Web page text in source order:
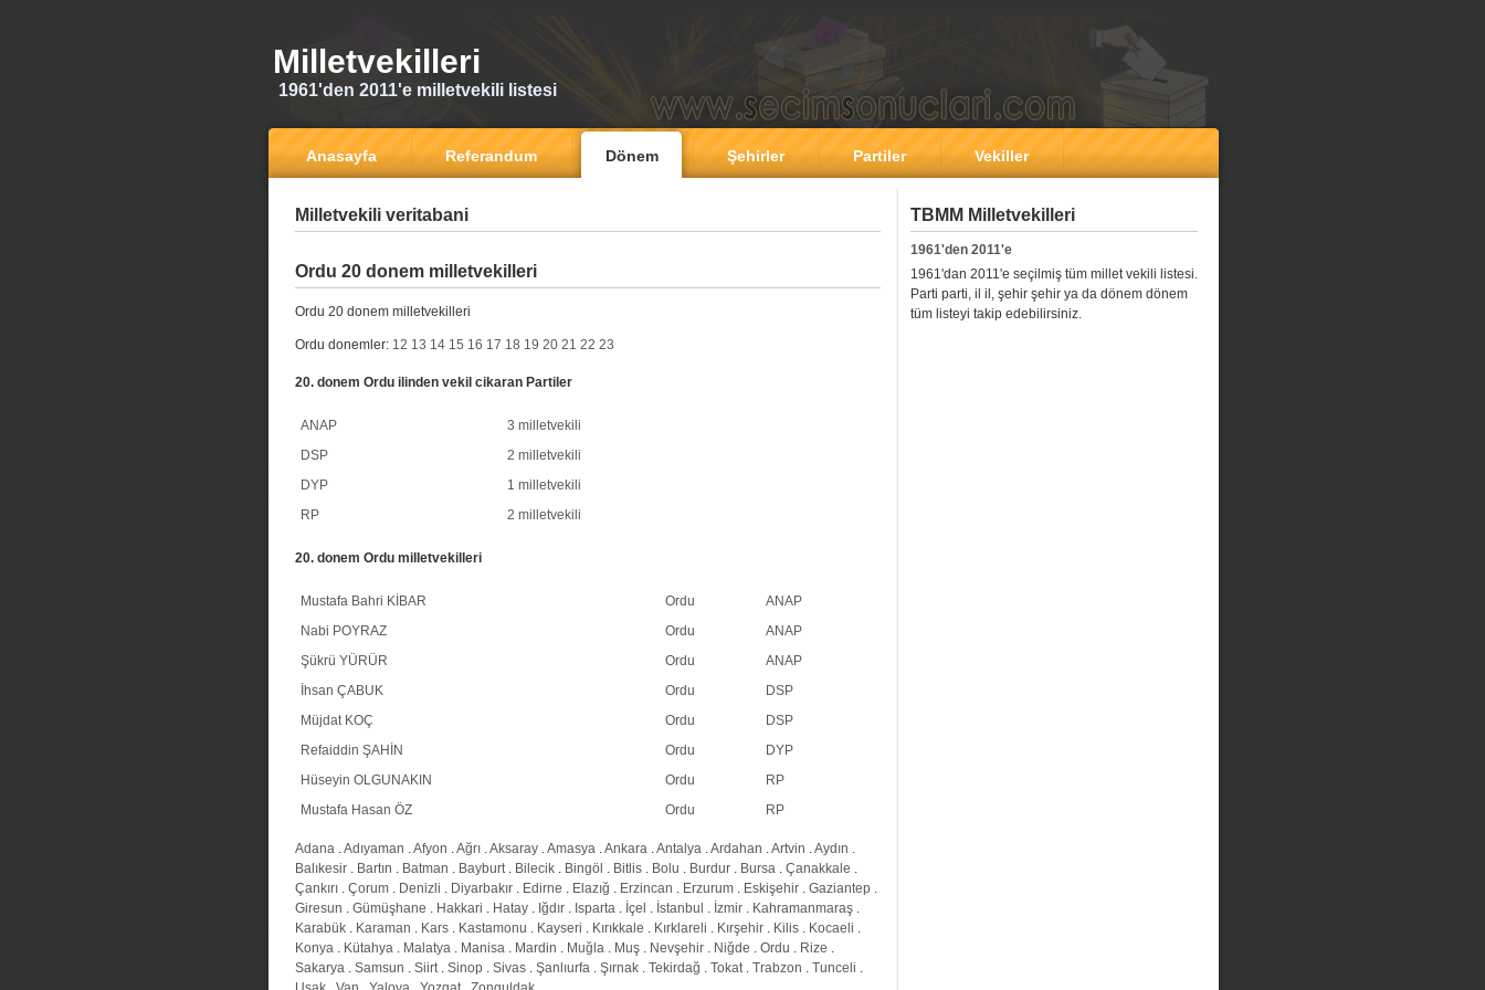
Milletvekilleri
1961'den 2011'e milletvekili listesi
Anasayfa Referandum Dönem Şehirler Partiler Vekiller
Milletvekili veritabani
Ordu 20 donem milletvekilleri
Ordu 20 donem milletvekilleri
Ordu donemler: 12 13 14 15 16 17 18 19 20 21 22 23
20. donem Ordu ilinden vekil cikaran Partiler
ANAP
3 milletvekili
DSP
2 milletvekili
DYP
1 milletvekili
RP
2 milletvekili
20. donem Ordu milletvekilleri
Mustafa Bahri KİBAR Ordu
ANAP
Nabi POYRAZ
Ordu
ANAP
Şükrü YÜRÜR
Ordu
ANAP
İhsan ÇABUK
Ordu
DSP
Müjdat KOÇ
Ordu
DSP
Refaiddin ŞAHİN
Ordu
DYP
Hüseyin OLGUNAKIN
Ordu
RP
Mustafa Hasan ÖZ
Ordu RP
Adana .Adıyaman .Afyon .Ağrı .Aksaray .Amasya .Ankara .Antalya .Ardahan .Artvin .Aydın .
Balıkesir . Bartın . Batman . Bayburt. Bilecik . Bingöl . Bitlis . Bolu . Burdur . Bursa . Çanakkale .
Çankırı . Çorum . Denizli . Diyarbakır . Edirne . Elazığ . Erzincan . Erzurum . Eskişehir . Gaziantep .
Giresun . Gümüşhane . Hakkari . Hatay . Iğdır . Isparta . İçel . İstanbul . İzmir . Kahramanmaraş .
Karabük . Karaman . Kars . Kastamonu . Kayseri . Kırıkkale . Kırklareli . Kırşehir . Kilis . Kocaeli .
Konya . Kütahya . Malatya . Manisa . Mardin . Muğla . Muş . Nevşehir . Niğde . Ordu . Rize .
Sakarya . Samsun . Siirt. Sinop . Sivas . Şanlıurfa . Şırnak . Tekirdağ . Tokat. Trabzon . Tunceli .
TBMM Milletvekilleri
1961'den 2011'e
1961'dan 2011'e seçilmiş tüm millet vekili listesi.
Parti parti, il il, şehir şehir ya da dönem dönem
tüm listeyi takip edebilirsiniz.